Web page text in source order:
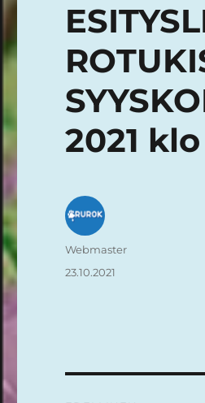
2021
Kirjoittaja
Webmaster
Julkaistu
23.10.2021